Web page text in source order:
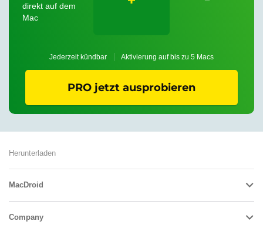
direkt auf dem
Mac
Jederzeit kündbar Aktivierung auf bis zu 5 Macs
PRO jetzt ausprobieren
Herunterladen
MacDroid
Company